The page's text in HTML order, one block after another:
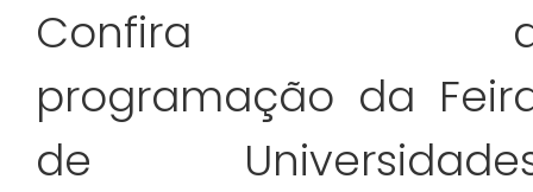
Confira
programação da
de